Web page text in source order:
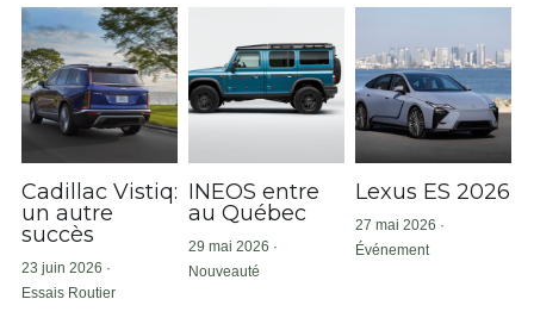
SOUMISSION RAPIDE
ASSURANCE
Cadillac Vistiq:
un autre
succès
23 juin 2026 ·
Essais Routier
INEOS entre
au Québec
29 mai 2026 ·
Nouveauté
Lexus ES 2026
27 mai 2026 ·
Événement
Art Automobile